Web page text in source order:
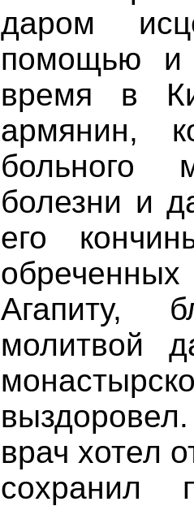
даром
помощью
время в
армянин,
больного
болезни и
его
Агапиту,
молитвой
врач хотел
сохранил